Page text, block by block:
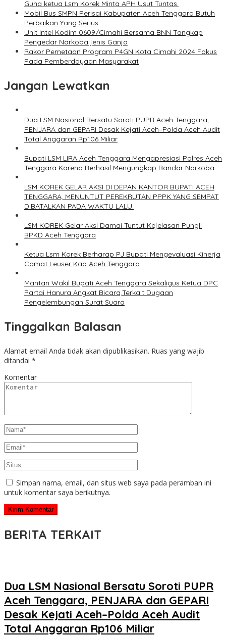
Guna ketua Lsm Korek Minta APH Usut Tuntas.
Mobil Bus SMPN Perisai Kabupaten Aceh Tenggara Butuh
Perbaikan Yang Serius
Unit Intel Kodim 0609/Cimahi Bersama BNN Tangkap
Pengedar Narkoba jenis Ganja
Rakor Pemetaan Program P4GN Kota Cimahi 2024 Fokus
Pada Pemberdayaan Masyarakat
Jangan Lewatkan
Dua LSM Nasional Bersatu Soroti PUPR Aceh Tenggara,
PENJARA dan GEPARI Desak Kejati Aceh–Polda Aceh Audit
Total Anggaran Rp106 Miliar
Bupati LSM LIRA Aceh Tenggara Mengapresiasi Polres Aceh
Tenggara Karena Berhasil Mengungkap Bandar Narkoba
LSM KOREK GELAR AKSI DI DEPAN KANTOR BUPATI ACEH
TENGGARA, MENUNTUT PEREKRUTAN PPPK YANG SEMPAT
DIBATALKAN PADA WAKTU LALU.
LSM KOREK Gelar Aksi Damai Tuntut Kejelasan Pungli
BPKD Aceh Tenggara
Ketua Lsm Korek Berharap PJ Bupati Mengevaluasi Kinerja
Camat Leuser Kab Aceh Tenggara
Mantan Wakil Bupati Aceh Tenggara Sekaligus Ketua DPC
Partai Hanura Angkat Bicara,Terkait Dugaan
Pengelembungan Surat Suara
Tinggalkan Balasan
Alamat email Anda tidak akan dipublikasikan. Ruas yang wajib
ditandai *
Komentar
Simpan nama, email, dan situs web saya pada peramban ini
untuk komentar saya berikutnya.
BERITA TERKAIT
Dua LSM Nasional Bersatu Soroti PUPR
Aceh Tenggara, PENJARA dan GEPARI
Desak Kejati Aceh–Polda Aceh Audit
Total Anggaran Rp106 Miliar